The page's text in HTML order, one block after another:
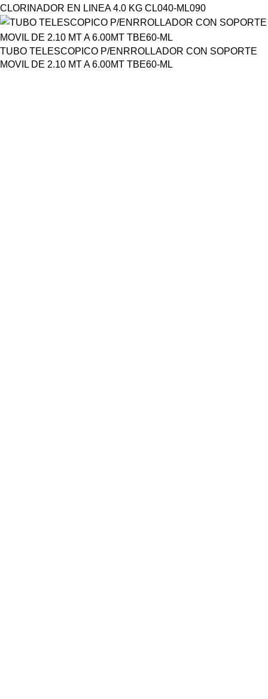
CLORINADOR EN LINEA 4.0 KG CL040-ML090
TUBO TELESCOPICO P/ENRROLLADOR CON SOPORTE
MOVIL DE 2.10 MT A 6.00MT TBE60-ML